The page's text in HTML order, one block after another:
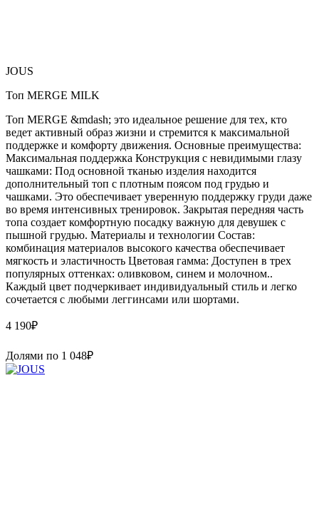
JOUS
Топ MERGE MILK
Топ MERGE &mdash; это идеальное решение для тех, кто
ведет активный образ жизни и стремится к максимальной
поддержке и комфорту движения. Основные преимущества:
Максимальная поддержка Конструкция с невидимыми глазу
чашками: Под основной тканью изделия находится
дополнительный топ с плотным поясом под грудью и
чашками. Это обеспечивает уверенную поддержку груди даже
во время интенсивных тренировок. Закрытая передняя часть
топа создает комфортную посадку важную для девушек с
пышной грудью. Материалы и технологии Состав:
комбинация материалов высокого качества обеспечивает
мягкость и эластичность Цветовая гамма: Доступен в трех
популярных оттенках: оливковом, синем и молочном..
Каждый цвет подчеркивает индивидуальный стиль и легко
сочетается с любыми леггинсами или шортами.
4 190₽
Долями по 1 048₽